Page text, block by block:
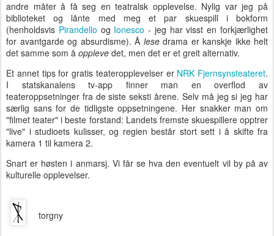
andre måter å få seg en teatralsk opplevelse. Nylig var jeg på
biblioteket og lånte med meg et par skuespill i bokform
(henholdsvis Pirandello og Ionesco - jeg har visst en forkjærlighet
for avantgarde og absurdisme). Å lesedrama er kanskje ikke helt
det samme som å oppleve det, men det er et greit alternativ.
Et annet tips for gratis teateropplevelser er NRK Fjernsynsteateret.
I statskanalens tv-app finner man en overflod av
teateroppsetninger fra de siste seksti årene. Selv må jeg si jeg har
særlig sans for de tidligste oppsetningene. Her snakker man om
"filmet teater" i beste forstand: Landets fremste skuespillere opptrer
"live" i studioets kulisser, og regien består stort sett i å skifte fra
kamera 1 til kamera 2.
Snart er høsten i anmarsj. Vi får se hva den eventuelt vil by på av
kulturelle opplevelser.
torgny